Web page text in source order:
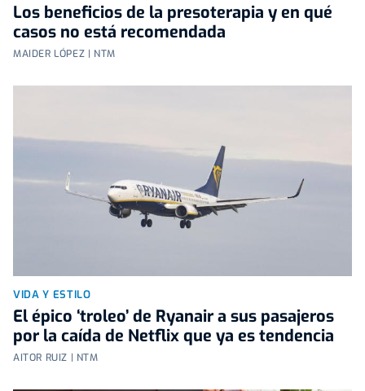
Los beneficios de la presoterapia y en qué
casos no está recomendada
MAIDER LÓPEZ | NTM
VIDA Y ESTILO
El épico ‘troleo’ de Ryanair a sus pasajeros
por la caída de Netflix que ya es tendencia
AITOR RUIZ | NTM